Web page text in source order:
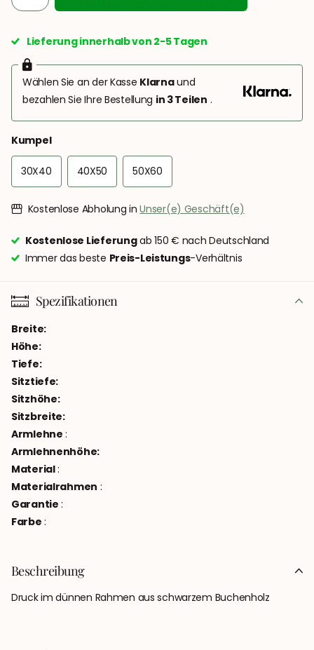
Lieferung innerhalb von 2-5 Tagen
Wählen Sie an der Kasse Klarnaund
bezahlen Sie Ihre Bestellung in 3 Teilen .
Kumpel
30X40 40X50 50X60
Kostenlose Abholung inUnser(e) Geschäft(e)
Kostenlose Lieferungab 150 € nach Deutschland
Immer das beste Preis-Leistungs-Verhältnis
Spezifikationen
Breite:
Höhe:
Tiefe:
Sitztiefe:
Sitzhöhe:
Sitzbreite:
Armlehne :
Armlehnenhöhe:
Material:
Materialrahmen :
Garantie :
Farbe :
Beschreibung
Druck im dünnen Rahmen aus schwarzem Buchenholz